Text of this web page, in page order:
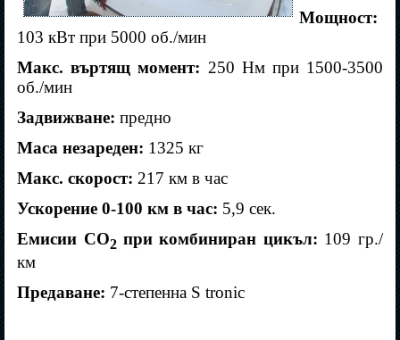
Мощност:
103 кВт при 5000 об./мин
Макс. въртящ момент: 250 Нм при 1500-3500
об./мин
Задвижване: предно
Маса незареден: 1325 кг
Макс. скорост: 217 км в час
Ускорение 0-100 км в час: 5,9 сек.
Емисии CO2 при комбиниран цикъл: 109 гр./
км
Предаване: 7-степенна S tronic